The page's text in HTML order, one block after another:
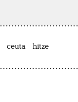
ceuta hitze